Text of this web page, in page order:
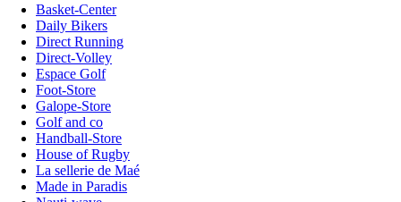
Basket-Center
Daily Bikers
Direct Running
Direct-Volley
Espace Golf
Foot-Store
Galope-Store
Golf and co
Handball-Store
House of Rugby
La sellerie de Maé
Made in Paradis